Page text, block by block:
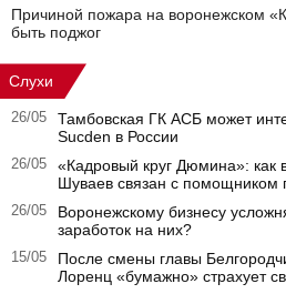
Причиной пожара на воронежском
быть поджог
Слухи
26/05
Тамбовская ГК АСБ может
Sucden в России
26/05
«Кадровый круг Дюмина»: как
Шуваев связан с помощником
26/05
Воронежскому бизнесу
заработок на них?
15/05
После смены главы
Лоренц «бумажно» страхует